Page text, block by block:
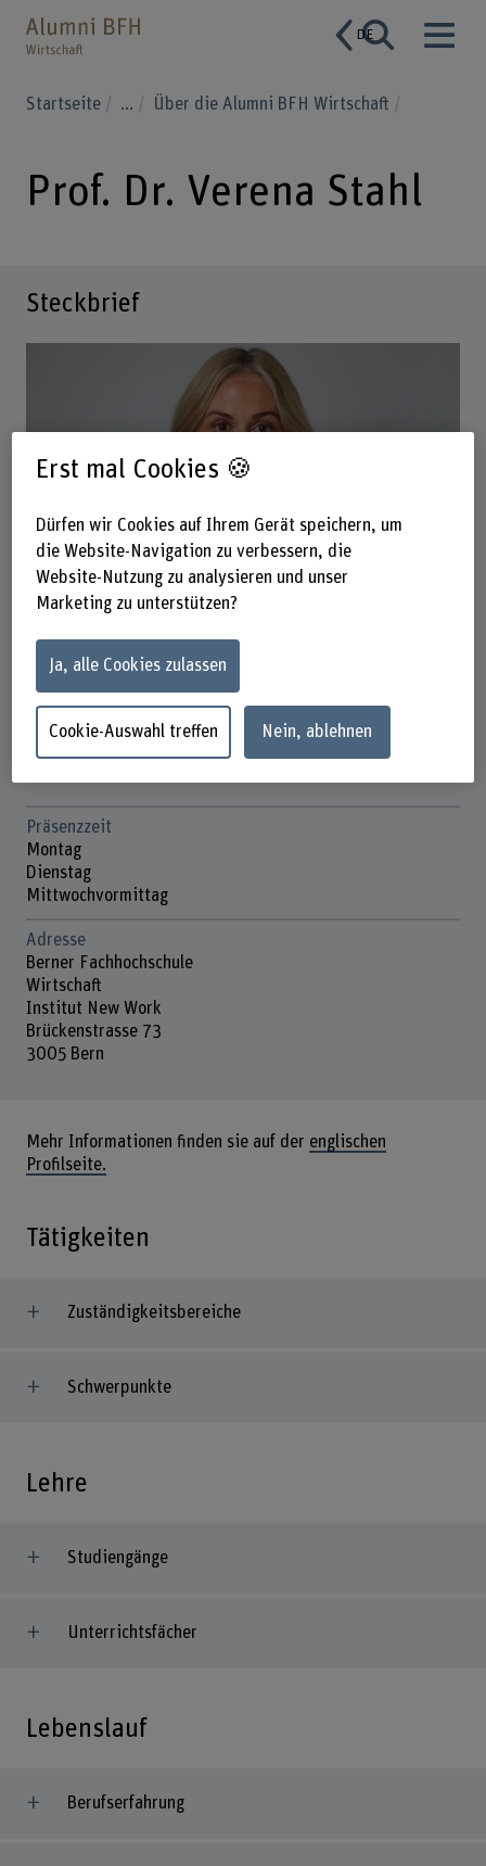
DE
Startseite ... Über die Alumni BFH Wirtschaft
Prof. Dr. Verena Stahl
Steckbrief
Prof. Dr. Verena Stahl
Dozentin
+41 31 848 41 35
Präsenzzeit
Montag
Dienstag
Mittwochvormittag
Adresse
Berner Fachhochschule
Wirtschaft
Institut New Work
Brückenstrasse 73
3005 Bern
Mehr Informationen finden sie auf der englischen
Profilseite.
Tätigkeiten
Zuständigkeitsbereiche
Schwerpunkte
Lehre
Studiengänge
Unterrichtsfächer
Lebenslauf
Berufserfahrung
Erst mal Cookies 🍪
Dürfen wir Cookies auf Ihrem Gerät speichern, um
die Website-Navigation zu verbessern, die
Website-Nutzung zu analysieren und unser
Marketing zu unterstützen?
Ja, alle Cookies zulassen
Cookie-Auswahl treffen Nein, ablehnen